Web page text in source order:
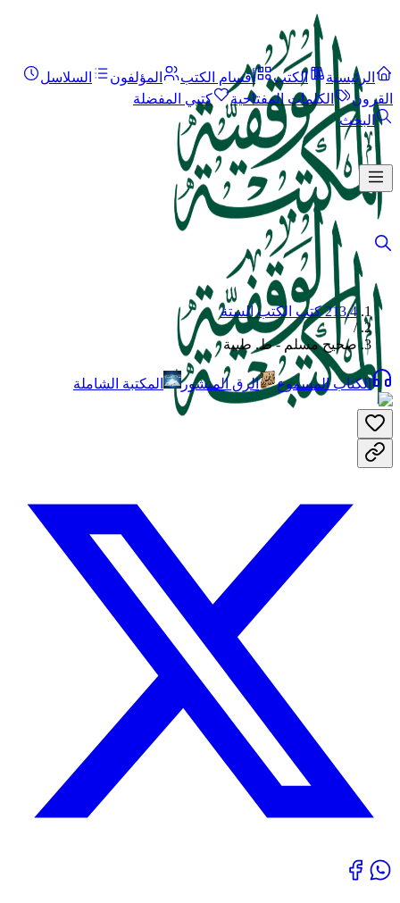
الرئيسية الكتب أقسام الكتب المؤلفون
السلاسل
القرون
الكلمات المفتاحية
كتبي المفضلة
البحث
213.4 كتب الكتب الستة
/
صحيح مسلم - ط. طيبة
الكتاب المسموع الرق المنشور المكتبة الشاملة